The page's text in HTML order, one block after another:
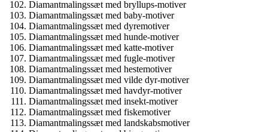
Diamantmalingssæt med bryllups-motiver
Diamantmalingssæt med baby-motiver
Diamantmalingssæt med dyremotiver
Diamantmalingssæt med hunde-motiver
Diamantmalingssæt med katte-motiver
Diamantmalingssæt med fugle-motiver
Diamantmalingssæt med hestemotiver
Diamantmalingssæt med vilde dyr-motiver
Diamantmalingssæt med havdyr-motiver
Diamantmalingssæt med insekt-motiver
Diamantmalingssæt med fiskemotiver
Diamantmalingssæt med landskabsmotiver